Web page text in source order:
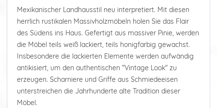
Mexikanischer Landhausstil neu interpretiert. Mit diesen
herrlich rustikalen Massivholzmöbeln holen Sie das Flair
des Südens ins Haus. Gefertigt aus massiver Pinie, werden
die Möbel teils weiß lackiert, teils honigfarbig gewachst.
Insbesondere die lackierten Elemente werden aufwändig
antikisiert, um den authentischen "Vintage Look" zu
erzeugen. Scharniere und Griffe aus Schmiedeeisen
unterstreichen die Jahrhunderte alte Tradition dieser
Möbel.